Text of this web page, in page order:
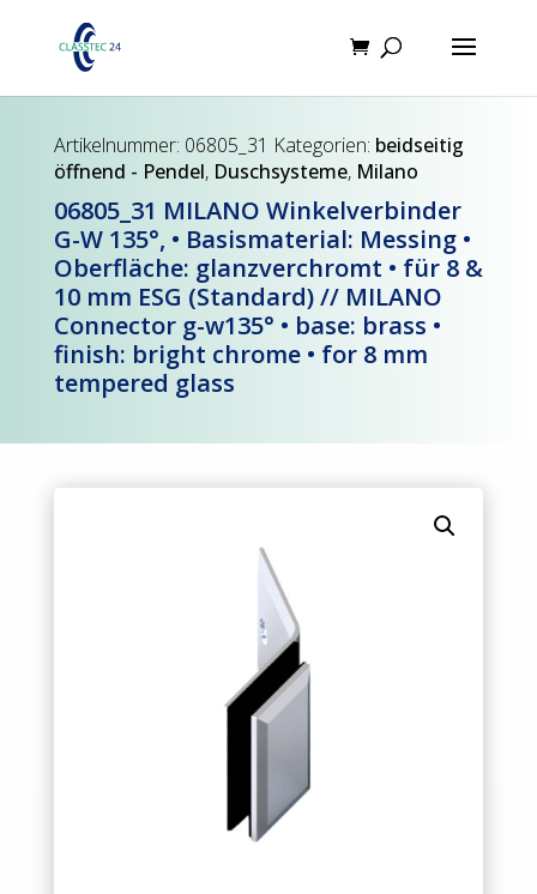
Products
Artikelnummer: 06805_31 Kategorien: beidseitig
öffnend - Pendel, Duschsysteme, Milano
06805_31 MILANO Winkelverbinder
G-W 135°, • Basismaterial: Messing •
Oberfläche: glanzverchromt • für 8 &
10 mm ESG (Standard) // MILANO
Connector g-w135° • base: brass •
finish: bright chrome • for 8 mm
tempered glass